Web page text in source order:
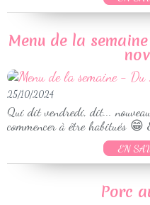
Menu de la
25/10/2024
Qui dit vendredi, dit...
commencer à être habitués 😁
EN
Porc